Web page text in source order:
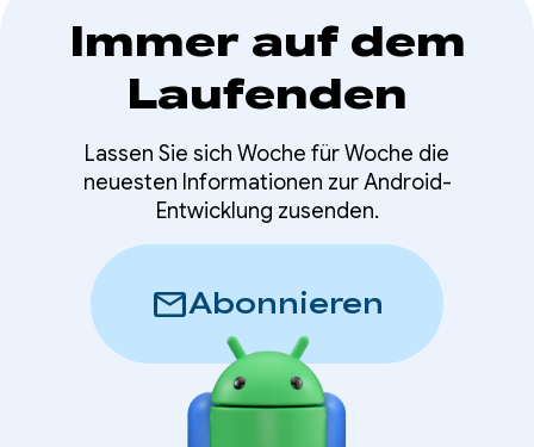
Immer auf dem
Laufenden
Lassen Sie sich Woche für Woche die
neuesten Informationen zur Android-
Entwicklung zusenden.
mailAbonnieren